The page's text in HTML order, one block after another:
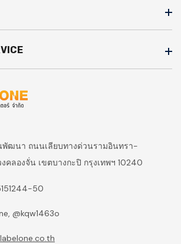
ฒนา ถนนเลียบทางด่วนรามอินทรา-
คลองจั่น เขตบางกะปิ กรุงเทพฯ 10240
50
@kqw1463o